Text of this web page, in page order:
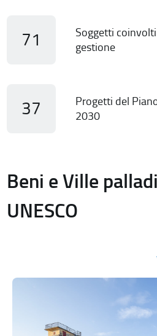
71
Soggetti
gestione
37
Progetti del
2030
Beni e Ville
UNESCO